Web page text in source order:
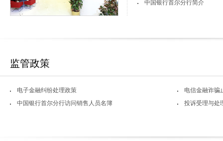
中国银行首尔分行简介
监管政策
电子金融纠纷处理政策
电信金融诈骗
中国银行首尔分行访问销售人员名簿
投诉受理与处